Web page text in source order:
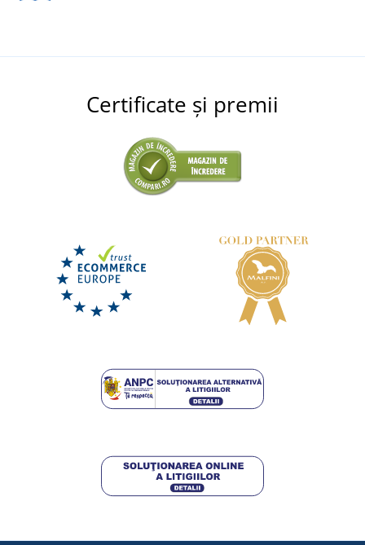
Certificate și premii